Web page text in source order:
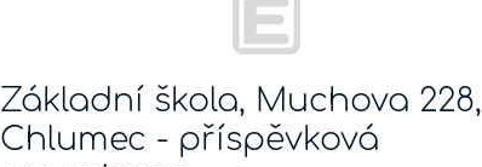
Základní škola, Muchova 228,
Chlumec - příspěvková